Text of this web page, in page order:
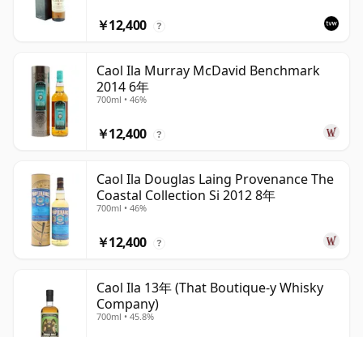
￥12,400 ?
Caol Ila Murray McDavid Benchmark
2014 6年
700ml • 46%
￥12,400 ?
Caol Ila Douglas Laing Provenance The
Coastal Collection Si 2012 8年
700ml • 46%
￥12,400 ?
Caol Ila 13年 (That Boutique-y Whisky
Company)
700ml • 45.8%